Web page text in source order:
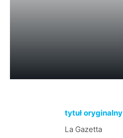
tytuł oryginalny
La Gazetta